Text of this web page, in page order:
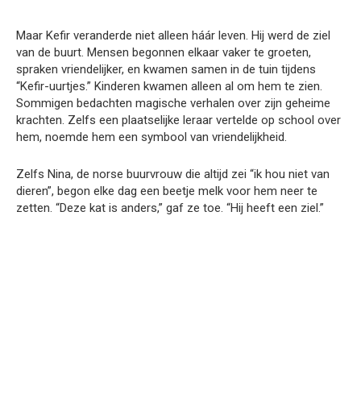
Maar Kefir veranderde niet alleen háár leven. Hij werd de ziel
van de buurt. Mensen begonnen elkaar vaker te groeten,
spraken vriendelijker, en kwamen samen in de tuin tijdens
“Kefir-uurtjes.” Kinderen kwamen alleen al om hem te zien.
Sommigen bedachten magische verhalen over zijn geheime
krachten. Zelfs een plaatselijke leraar vertelde op school over
hem, noemde hem een symbool van vriendelijkheid.
Zelfs Nina, de norse buurvrouw die altijd zei “ik hou niet van
dieren”, begon elke dag een beetje melk voor hem neer te
zetten. “Deze kat is anders,” gaf ze toe. “Hij heeft een ziel.”